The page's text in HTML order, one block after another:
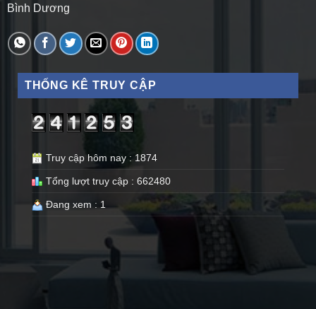
Bình Dương
THỐNG KÊ TRUY CẬP
Truy cập hôm nay : 1874
Tổng lượt truy cập : 662480
Đang xem : 1